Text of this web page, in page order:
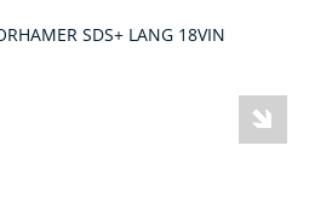
SDS+ LANG 18VIN